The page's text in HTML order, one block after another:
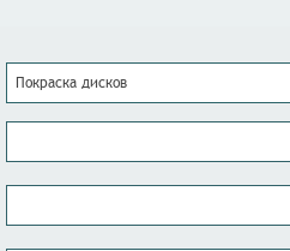
Покраска дисков